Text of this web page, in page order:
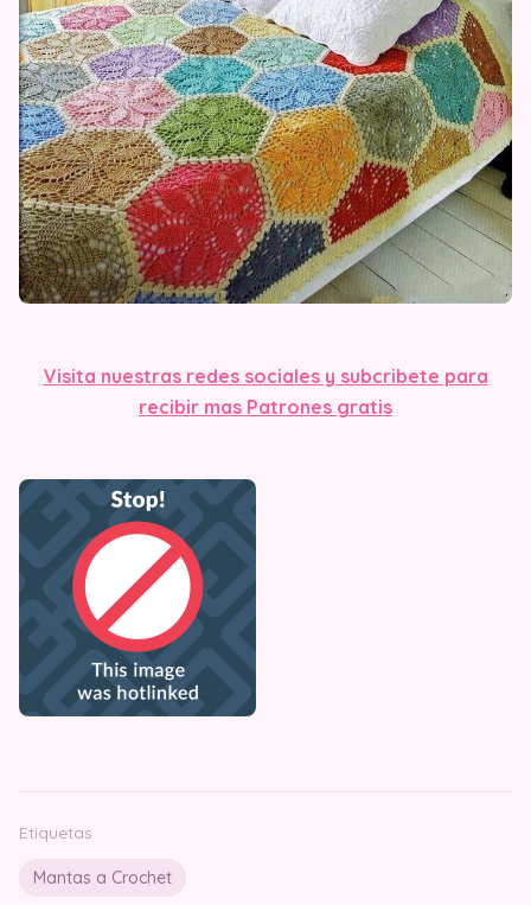
Visita nuestras redes sociales y subcribete para
recibir mas Patrones gratis
Etiquetas
Mantas a Crochet